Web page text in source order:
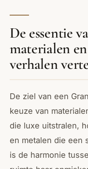
De essentie
materialen
verhalen
De ziel van een
keuze van
die luxe uitstralen,
en metalen die een
is de harmonie